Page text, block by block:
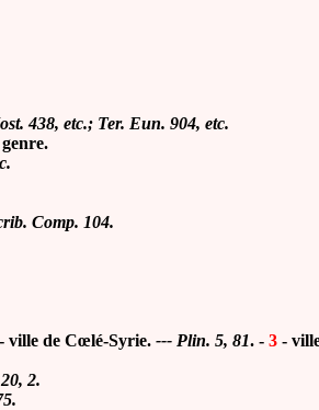
438, etc.; Ter. Eun. 904, etc.
Comp. 104.
- ville de Cœlé-Syrie. --- Plin. 5, 81. - 3 -
2.
.